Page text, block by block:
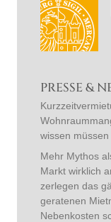
PRESSE &
wissen müssen
Mehr Mythos
Markt wirklich
zerlegen das
geratenen
Nebenkosten